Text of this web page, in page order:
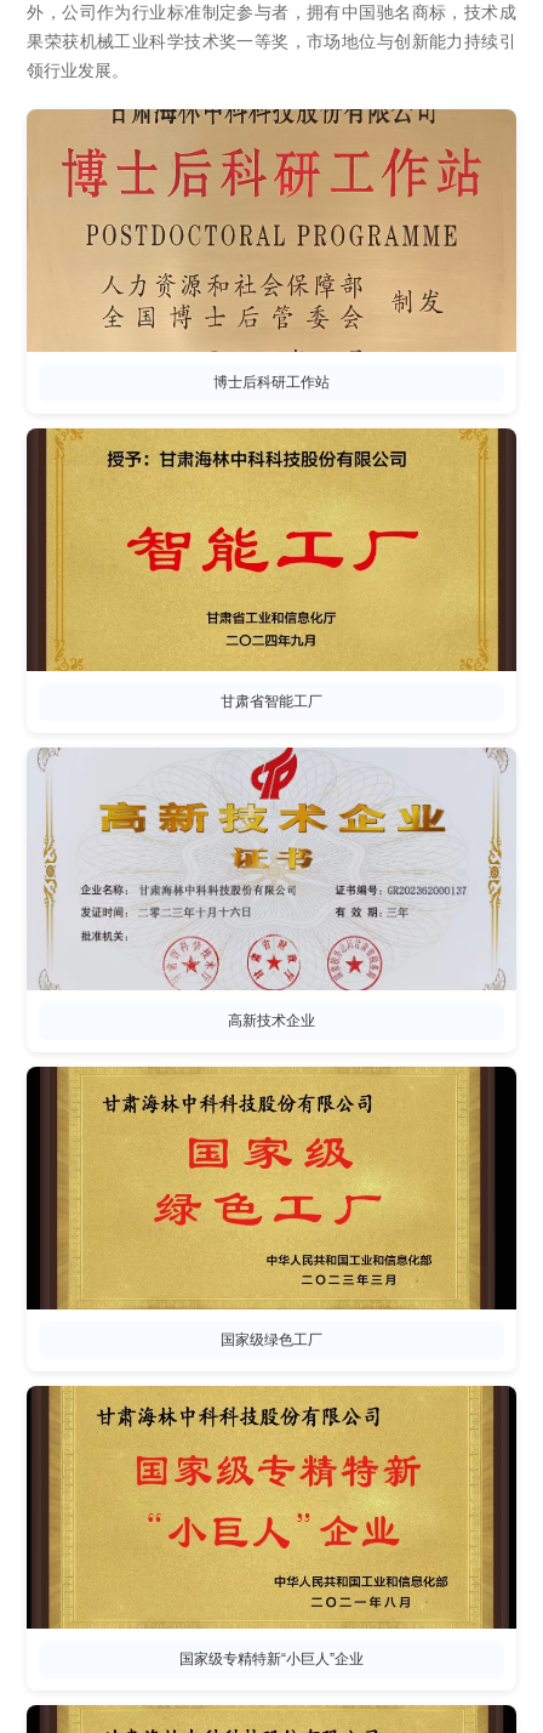
外，公司作为行业标准制定参与者，拥有中国驰名商标，技术成
果荣获机械工业科学技术奖一等奖，市场地位与创新能力持续引
领行业发展。
博士后科研工作站
甘肃省智能工厂
高新技术企业
国家级绿色工厂
国家级专精特新“小巨人”企业